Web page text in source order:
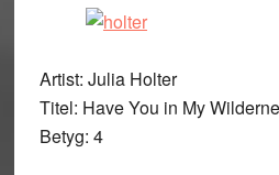
Artist: Julia Holter
Titel: Have You in My
Betyg: 4